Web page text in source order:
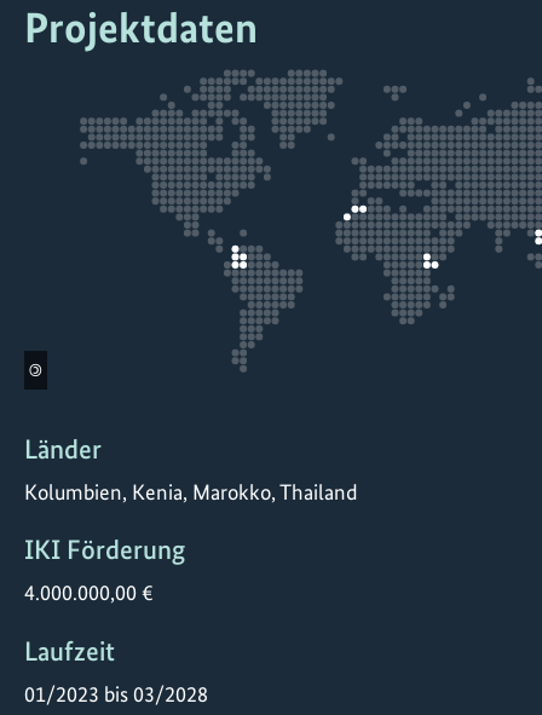
Projektdaten
©
Länder
Kolumbien, Kenia, Marokko, Thailand
IKI Förderung
4.000.000,00 €
Laufzeit
01/2023 bis 03/2028